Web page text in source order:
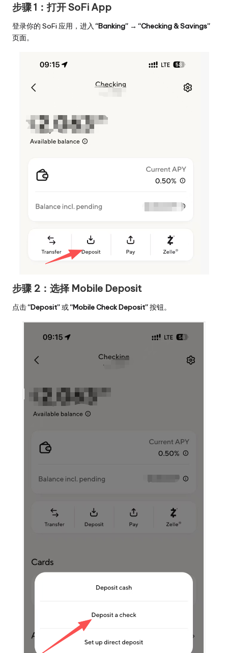
步骤 1：打开 SoFi App
登录你的 SoFi 应用，进入“Banking” → “Checking & Savings”
页面。
步骤 2：选择 Mobile Deposit
点击“Deposit”或“Mobile Check Deposit”按钮。